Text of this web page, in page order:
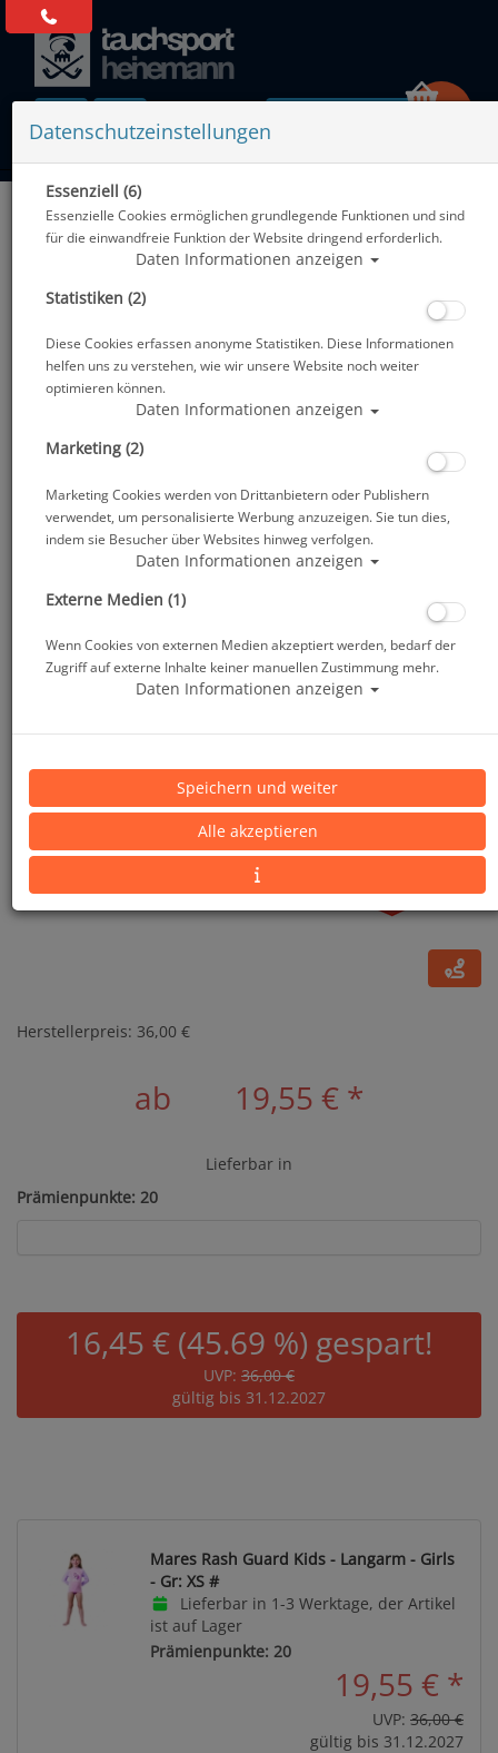
Alle Artikel zeigen aus: UV-Schutz
Mares Rash Guard Kids - Langarm - Girls
Artikelnr.: mar-412544master
Herstellerpreis: 36,00 €
ab 19,55 € *
Lieferbar in
Prämienpunkte: 20
16,45 € (45.69 %) gespart!
UVP: 36,00 €
gültig bis 31.12.2027
Mares Rash Guard Kids - Langarm - Girls
- Gr: XS #
Lieferbar in 1-3 Werktage, der Artikel
ist auf Lager
Prämienpunkte: 20
19,55 € *
UVP: 36,00 €
gültig bis 31.12.2027
Datenschutzeinstellungen
Essenziell (6)
Essenzielle Cookies ermöglichen grundlegende Funktionen und sind
für die einwandfreie Funktion der Website dringend erforderlich.
Daten Informationen anzeigen
Statistiken (2)
Diese Cookies erfassen anonyme Statistiken. Diese Informationen
helfen uns zu verstehen, wie wir unsere Website noch weiter
optimieren können.
Daten Informationen anzeigen
Marketing (2)
Marketing Cookies werden von Drittanbietern oder Publishern
verwendet, um personalisierte Werbung anzuzeigen. Sie tun dies,
indem sie Besucher über Websites hinweg verfolgen.
Daten Informationen anzeigen
Externe Medien (1)
Wenn Cookies von externen Medien akzeptiert werden, bedarf der
Zugriff auf externe Inhalte keiner manuellen Zustimmung mehr.
Daten Informationen anzeigen
Speichern und weiter
Alle akzeptieren